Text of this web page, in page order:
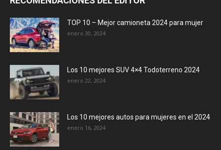
TOP 10 – Mejor camioneta 2024 para mujer
enero 30, 2024
Los 10 mejores SUV 4×4 Todoterreno 2024
enero 22, 2024
Los 10 mejores autos para mujeres en el 2024
enero 16, 2024